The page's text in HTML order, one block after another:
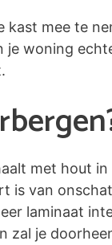
mee te
je woning
met hout
van
laminaat
zal je